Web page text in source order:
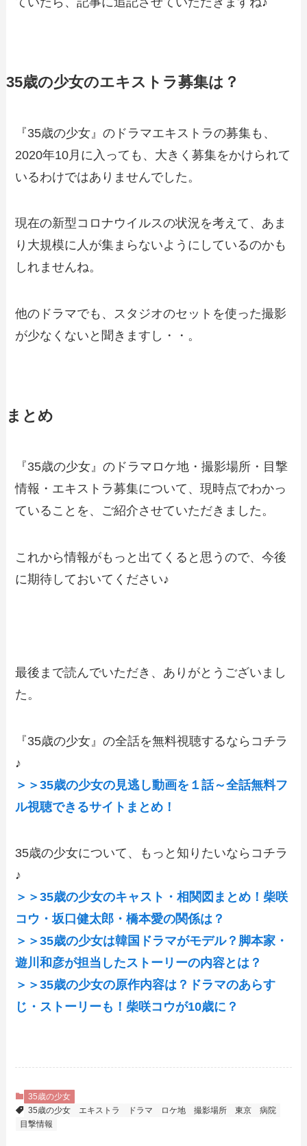
35歳の少女のエキストラ募集は？
『35歳の少女』のドラマエキストラの募集も、
2020年10月に入っても、大きく募集をかけられて
いるわけではありませんでした。
現在の新型コロナウイルスの状況を考えて、あま
り大規模に人が集まらないようにしているのかも
しれませんね。
他のドラマでも、スタジオのセットを使った撮影
が少なくないと聞きますし・・。
まとめ
『35歳の少女』のドラマロケ地・撮影場所・目撃
情報・エキストラ募集について、現時点でわかっ
ていることを、ご紹介させていただきました。
これから情報がもっと出てくると思うので、今後
に期待しておいてください♪
最後まで読んでいただき、ありがとうございまし
た。
『35歳の少女』の全話を無料視聴するならコチラ
♪
＞＞35歳の少女の見逃し動画を１話～全話無料フ
ル視聴できるサイトまとめ！
35歳の少女について、もっと知りたいならコチラ
♪
＞＞35歳の少女のキャスト・相関図まとめ！柴咲
コウ・坂口健太郎・橋本愛の関係は？
＞＞35歳の少女は韓国ドラマがモデル？脚本家・
遊川和彦が担当したストーリーの内容とは？
＞＞35歳の少女の原作内容は？ドラマのあらす
じ・ストーリーも！柴咲コウが10歳に？
35歳の少女
35歳の少女
エキストラ ドラマ ロケ地 撮影場所 東京
病院
目撃情報